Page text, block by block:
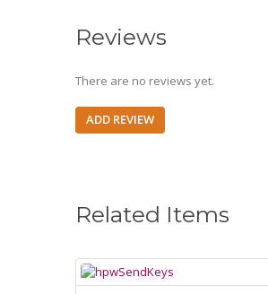
Reviews
There are no reviews yet.
ADD REVIEW
Related Items